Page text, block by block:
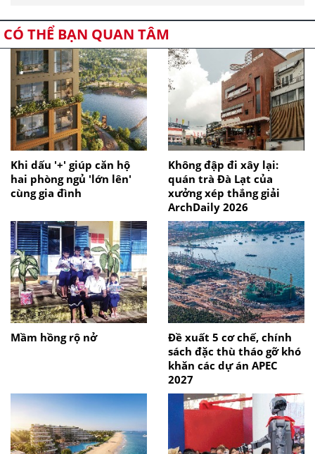
CÓ THỂ BẠN QUAN TÂM
Khi dấu '+' giúp căn hộ
hai phòng ngủ 'lớn lên'
cùng gia đình
Không đập đi xây lại:
quán trà Đà Lạt của
xưởng xép thắng giải
ArchDaily 2026
Mầm hồng rộ nở
Đề xuất 5 cơ chế, chính
sách đặc thù tháo gỡ khó
khăn các dự án APEC
2027